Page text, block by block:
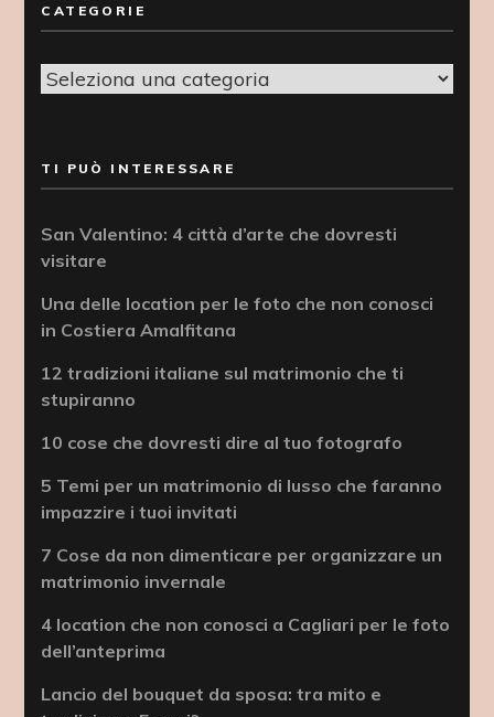
CATEGORIE
Categorie
TI PUÒ INTERESSARE
San Valentino: 4 città d’arte che dovresti
visitare
Una delle location per le foto che non conosci
in Costiera Amalfitana
12 tradizioni italiane sul matrimonio che ti
stupiranno
10 cose che dovresti dire al tuo fotografo
5 Temi per un matrimonio di lusso che faranno
impazzire i tuoi invitati
7 Cose da non dimenticare per organizzare un
matrimonio invernale
4 location che non conosci a Cagliari per le foto
dell’anteprima
Lancio del bouquet da sposa: tra mito e